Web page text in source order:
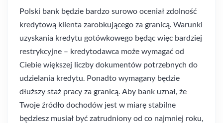
Polski bank będzie bardzo surowo oceniał zdolność
kredytową klienta zarobkującego za granicą. Warunki
uzyskania kredytu gotówkowego będąc więc bardziej
restrykcyjne – kredytodawca może wymagać od
Ciebie większej liczby dokumentów potrzebnych do
udzielania kredytu. Ponadto wymagany będzie
dłuższy staż pracy za granicą. Aby bank uznał, że
Twoje źródło dochodów jest w miarę stabilne
będziesz musiał być zatrudniony od co najmniej roku,